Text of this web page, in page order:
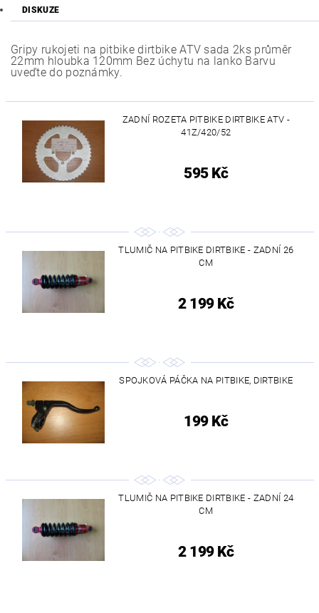
DISKUZE
Gripy rukojeti na pitbike dirtbike ATV sada 2ks průměr
22mm hloubka 120mm Bez úchytu na lanko Barvu
uveďte do poznámky.
ZADNÍ ROZETA PITBIKE DIRTBIKE ATV -
41Z/420/52
595 Kč
TLUMIČ NA PITBIKE DIRTBIKE - ZADNÍ 26
CM
2 199 Kč
SPOJKOVÁ PÁČKA NA PITBIKE, DIRTBIKE
199 Kč
TLUMIČ NA PITBIKE DIRTBIKE - ZADNÍ 24
CM
2 199 Kč